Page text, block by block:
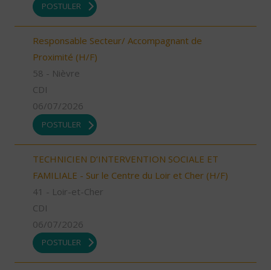
POSTULER
Responsable Secteur/ Accompagnant de
Proximité (H/F)
58 - Nièvre
CDI
06/07/2026
POSTULER
TECHNICIEN D’INTERVENTION SOCIALE ET
FAMILIALE - Sur le Centre du Loir et Cher (H/F)
41 - Loir-et-Cher
CDI
06/07/2026
POSTULER